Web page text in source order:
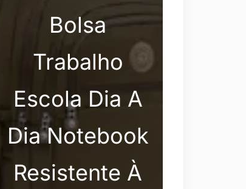
Bolsa
Trabalho
Escola Dia A
Dia Notebook
Resistente À